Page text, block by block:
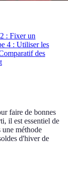
: Fixer un
4 : Utiliser les
des
faire de bonnes
il est essentiel de
une méthode
d'hiver de